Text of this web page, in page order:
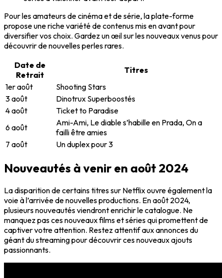
Pour les amateurs de cinéma et de série, la plate-forme
propose une riche variété de contenus mis en avant pour
diversifier vos choix. Gardez un œil sur les nouveaux venus pour
découvrir de nouvelles perles rares.
Date de
Retrait
Titres
1er août
Shooting Stars
3 août
Dinotrux Superboostés
4 août
Ticket to Paradise
6 août
Ami-Ami, Le diable s’habille en Prada, On a
failli être amies
7 août
Un duplex pour 3
Nouveautés à venir en août 2024
La disparition de certains titres sur Netflix ouvre également la
voie à l’arrivée de nouvelles productions. En août 2024,
plusieurs nouveautés viendront enrichir le catalogue. Ne
manquez pas ces nouveaux films et séries qui promettent de
captiver votre attention. Restez attentif aux annonces du
géant du streaming pour découvrir ces nouveaux ajouts
passionnants.